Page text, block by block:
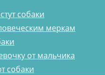
собаки
меркам
от мальчика
собаки